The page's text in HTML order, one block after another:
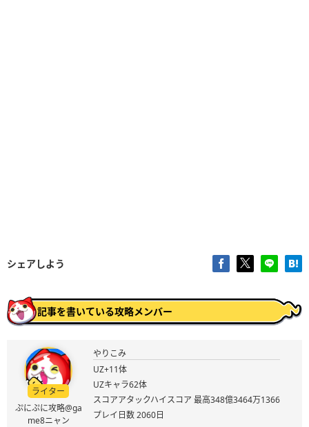
シェアしよう
記事を書いている攻略メンバー
ライター
ぷにぷに攻略@ga
me8ニャン
やりこみ
UZ+11体
UZキャラ62体
スコアアタックハイスコア 最高348億3464万1366
プレイ日数 2060日